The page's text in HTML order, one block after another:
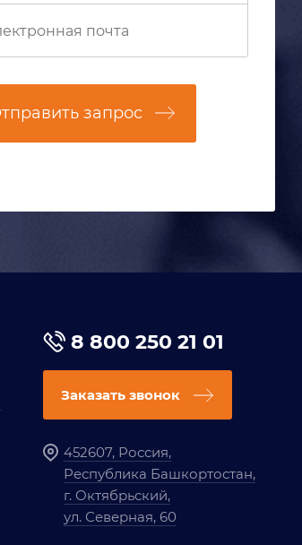
запрос
8 800 250 21 01
Заказать звонок
452607, Россия,
Республика Башкортостан,
г. Октябрьский,
ул. Северная, 60